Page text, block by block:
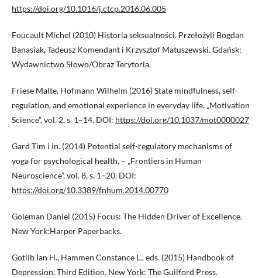
https://doi.org/10.1016/j.ctcp.2016.06.005
Foucault Michel (2010) Historia seksualności. Przełożyli Bogdan
Banasiak, Tadeusz Komendant i Krzysztof Matuszewski. Gdańsk:
Wydawnictwo Słowo/Obraz Terytoria.
Friese Malte, Hofmann Wilhelm (2016) State mindfulness, self-
regulation, and emotional experience in everyday life. „Motivation
Science”, vol. 2, s. 1–14. DOI: https://doi.org/10.1037/mot0000027
Gard Tim i in. (2014) Potential self-regulatory mechanisms of
yoga for psychological health. – „Frontiers in Human
Neuroscience”, vol. 8, s. 1−20. DOI:
https://doi.org/10.3389/fnhum.2014.00770
Goleman Daniel (2015) Focus: The Hidden Driver of Excellence.
New York:Harper Paperbacks.
Gotlib Ian H., Hammen Constance L., eds. (2015) Handbook of
Depression, Third Edition. New York: The Guilford Press.